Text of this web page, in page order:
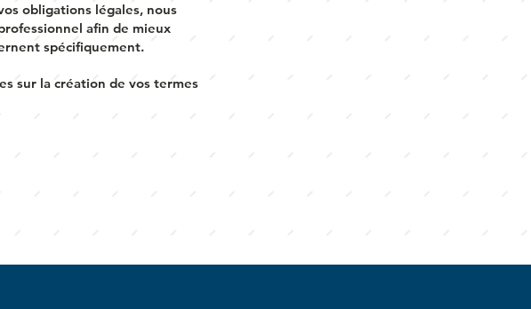
obligations légales, nous
afin de mieux
spécifiquement.
sur la création de vos termes